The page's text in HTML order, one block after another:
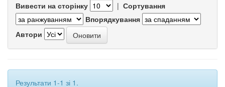
Вивести на сторінку | Сортування
Впорядкування
Автори
Результати 1-1 зі 1.